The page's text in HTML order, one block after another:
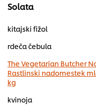
Solata
kitajski fižol
rdeča čebula
The Vegetarian Butcher
Rastlinski nadomestek
kg
kvinoja